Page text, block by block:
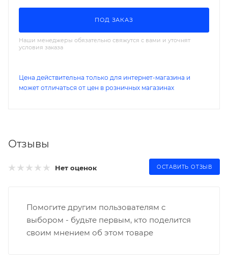
ПОД ЗАКАЗ
Наши менеджеры обязательно свяжутся с вами и уточнят
условия заказа
Цена действительна только для интернет-магазина и
может отличаться от цен в розничных магазинах
Отзывы
Нет оценок ОСТАВИТЬ ОТЗЫВ
Помогите другим пользователям с
выбором - будьте первым, кто поделится
своим мнением об этом товаре